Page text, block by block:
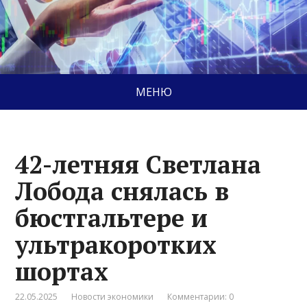
МЕНЮ
42-летняя Светлана
Лобода снялась в
бюстгальтере и
ультракоротких
шортах
22.05.2025 Новости экономики Комментарии: 0